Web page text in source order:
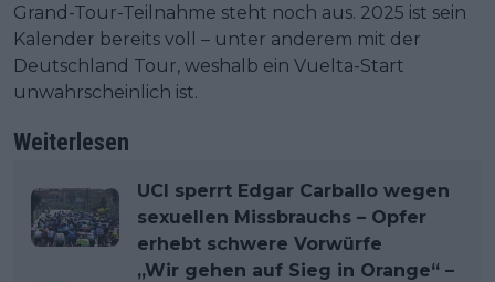
Grand-Tour-Teilnahme steht noch aus. 2025 ist sein
Kalender bereits voll – unter anderem mit der
Deutschland Tour, weshalb ein Vuelta-Start
unwahrscheinlich ist.
Weiterlesen
UCI sperrt Edgar Carballo wegen
sexuellen Missbrauchs – Opfer
erhebt schwere Vorwürfe
„Wir gehen auf Sieg in Orange“ –